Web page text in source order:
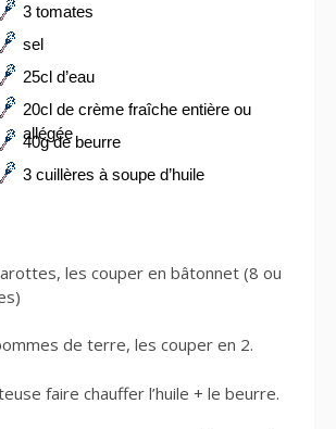
3 tomates
sel
25cl d’eau
20cl de crème fraîche entière ou
allégée
40g de beurre
3 cuillères à soupe d’huile
les couper en bâtonnet (8 ou
de terre, les couper en 2.
faire chauffer l’huile + le beurre.